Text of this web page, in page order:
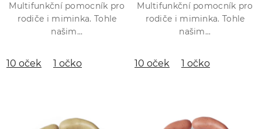
Multifunkční pomocník pro
rodiče i miminka. Tohle
našim...
10 oček 1 očko
Multifunkční pomocník pro
rodiče i miminka. Tohle
našim...
10 oček 1 očko